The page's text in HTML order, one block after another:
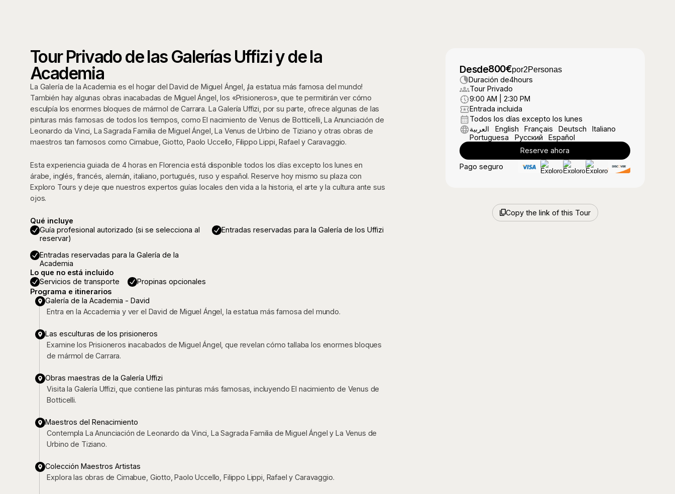
Tour Privado de las Galerías Uffizi y de la
Academia
La Galería de la Academia es el hogar del David de Miguel Ángel, ¡la estatua más famosa del mundo!
También hay algunas obras inacabadas de Miguel Ángel, los «Prisioneros», que te permitirán ver cómo
esculpía los enormes bloques de mármol de Carrara. La Galería Uffizi, por su parte, ofrece algunas de las
pinturas más famosas de todos los tiempos, como El nacimiento de Venus de Botticelli, La Anunciación de
Leonardo da Vinci, La Sagrada Familia de Miguel Ángel, La Venus de Urbino de Tiziano y otras obras de
maestros tan famosos como Cimabue, Giotto, Paolo Uccello, Filippo Lippi, Rafael y Caravaggio.
Esta experiencia guiada de 4 horas en Florencia está disponible todos los días excepto los lunes en
árabe, inglés, francés, alemán, italiano, portugués, ruso y español. Reserve hoy mismo su plaza con
Exploro Tours y deje que nuestros expertos guías locales den vida a la historia, el arte y la cultura ante sus
ojos.
Qué incluye
Guía profesional autorizado (si se selecciona al
reservar)
Entradas reservadas para la Galería de los Uffizi
Entradas reservadas para la Galería de la
Academia
Lo que no está incluido
Servicios de transporte
Propinas opcionales
Programa e itinerarios
Galería de la Academia - David
Entra en la Accademia y ver el David de Miguel Ángel, la estatua más famosa del mundo.
Las esculturas de los prisioneros
Examine los Prisioneros inacabados de Miguel Ángel, que revelan cómo tallaba los enormes bloques
de mármol de Carrara.
Obras maestras de la Galería Uffizi
Visita la Galería Uffizi, que contiene las pinturas más famosas, incluyendo El nacimiento de Venus de
Botticelli.
Maestros del Renacimiento
Contempla La Anunciación de Leonardo da Vinci, La Sagrada Familia de Miguel Ángel y La Venus de
Urbino de Tiziano.
Colección Maestros Artistas
Explora las obras de Cimabue, Giotto, Paolo Uccello, Filippo Lippi, Rafael y Caravaggio.
Desde800€por2Personas
Duración de4hours
Tour Privado
9:00 AM | 2:30 PM
Entrada incluida
Todos los días excepto los lunes
العربية
English Français Deutsch
Italiano
Portuguesa
Русский Español
Reserve ahora
Pago seguro
Copy the link of this Tour